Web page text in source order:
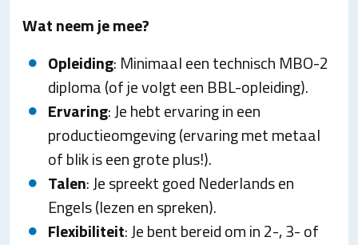
Wat neem je mee?
Opleiding: Minimaal een technisch MBO-2
diploma (of je volgt een BBL-opleiding).
Ervaring: Je hebt ervaring in een
productieomgeving (ervaring met metaal
of blik is een grote plus!).
Talen: Je spreekt goed Nederlands en
Engels (lezen en spreken).
Flexibiliteit: Je bent bereid om in 2-, 3- of